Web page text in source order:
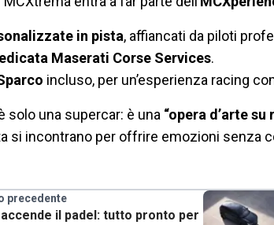
in pista, affiancati da piloti
Maserati Corse Services.
incluso, per un’esperienza racing
solo una supercar: è una “opera d’arte su
si incontrano per offrire emozioni senza
precedente
accende il padel: tutto pronto per